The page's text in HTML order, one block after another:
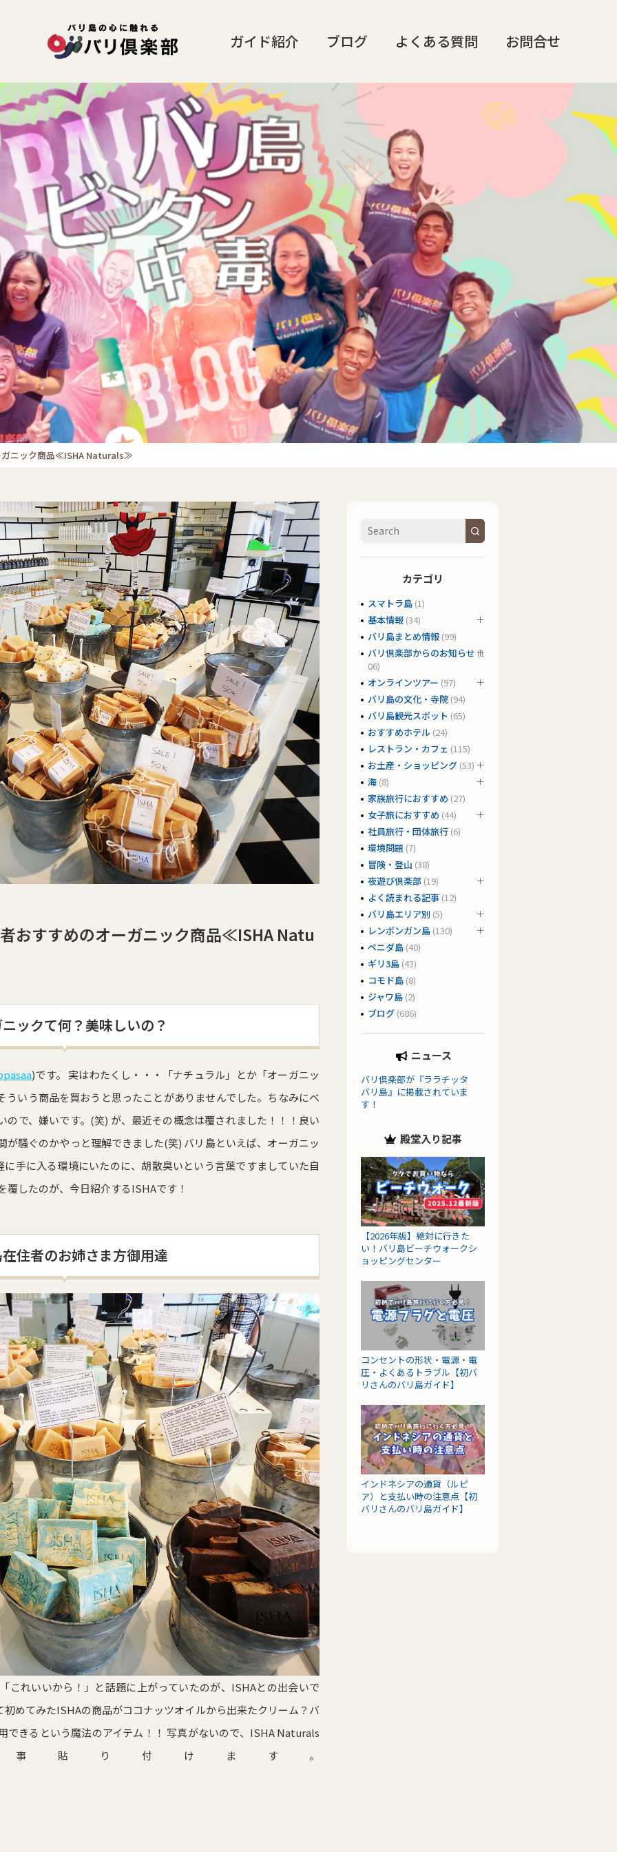
ガイド紹介 ブログ よくある質問 お問合せ
ガニック商品≪ISHA Naturals≫
おすすめのオーガニック商品≪ISHA Natu
ックて何？美味しいの？
)です。 実はわたくし・・・「ナチュラル」とか「オーガニッ
ういう商品を買おうと思ったことがありませんでした。ちなみにベ
ので、嫌いです。(笑) が、最近その概念は覆されました！！！良い
が騒ぐのかやっと理解できました(笑) バリ島といえば、オーガニッ
手に入る環境にいたのに、胡散臭いという言葉ですましていた自
したのが、今日紹介するISHAです！
住者のお姉さま方御用達
これいいから！」と話題に上がっていたのが、ISHAとの出会いで
めてみたISHAの商品がココナッツオイルから出来たクリーム？バ
できるという魔法のアイテム！！ 写真がないので、ISHA Naturals
記事貼り付けます。
カテゴリ
スマトラ島 (1)
基本情報 (34)
バリ島まとめ情報 (99)
バリ倶楽部からのお知らせ (1
06)
オンラインツアー (97)
バリ島の文化・寺院 (94)
バリ島観光スポット (65)
おすすめホテル (24)
レストラン・カフェ (115)
お土産・ショッピング (53)
海 (8)
家族旅行におすすめ (27)
女子旅におすすめ (44)
社員旅行・団体旅行 (6)
環境問題 (7)
冒険・登山 (38)
夜遊び倶楽部 (19)
よく読まれる記事 (12)
バリ島エリア別 (5)
レンボンガン島 (130)
ペニダ島 (40)
ギリ3島 (43)
コモド島 (8)
ジャワ島 (2)
ブログ (686)
ニュース
バリ倶楽部が『ララチッタ
バリ島』に掲載されていま
す！
殿堂入り記事
【2026年版】絶対に行きた
い！バリ島ビーチウォークシ
ョッピングセンター
コンセントの形状・電源・電
圧・よくあるトラブル【初バ
リさんのバリ島ガイド】
インドネシアの通貨（ルピ
ア）と支払い時の注意点【初
バリさんのバリ島ガイド】